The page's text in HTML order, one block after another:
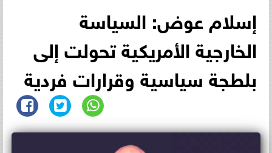
إسلام عوض: السياسة
الخارجية الأمريكية تحولت إلى
بلطجة سياسية وقرارات فردية